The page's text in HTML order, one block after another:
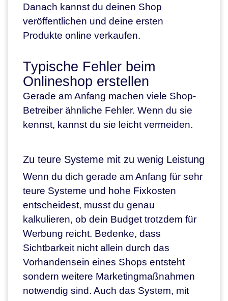
Danach kannst du deinen Shop
veröffentlichen und deine ersten
Produkte online verkaufen.
Typische Fehler beim
Onlineshop erstellen
Gerade am Anfang machen viele Shop-
Betreiber ähnliche Fehler. Wenn du sie
kennst, kannst du sie leicht vermeiden.
Zu teure Systeme mit zu wenig Leistung
Wenn du dich gerade am Anfang für sehr
teure Systeme und hohe Fixkosten
entscheidest, musst du genau
kalkulieren, ob dein Budget trotzdem für
Werbung reicht. Bedenke, dass
Sichtbarkeit nicht allein durch das
Vorhandensein eines Shops entsteht
sondern weitere Marketingmaßnahmen
notwendig sind. Auch das System, mit